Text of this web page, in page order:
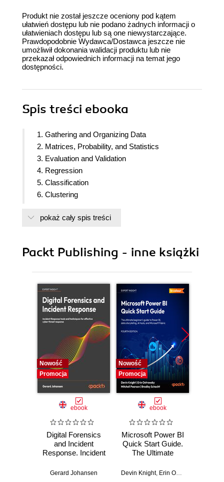
Produkt nie został jeszcze oceniony pod kątem
ułatwień dostępu lub nie podano żadnych informacji o
ułatwieniach dostępu lub są one niewystarczające.
Prawdopodobnie Wydawca/Dostawca jeszcze nie
umożliwił dokonania walidacji produktu lub nie
przekazał odpowiednich informacji na temat jego
dostępności.
Spis treści ebooka
1. Gathering and Organizing Data
2. Matrices, Probability, and Statistics
3. Evaluation and Validation
4. Regression
5. Classification
6. Clustering
8. Neural Networks and
ML
pokaż cały spis treści
Packt Publishing - inne książki
Nowość
Promocja
ebook
Digital Forensics
and Incident
Response. Incident
and techniques for
Gerard Johansen
Nowość
Promocja
ebook
Microsoft Power BI
Quick Start Guide.
The Ultimate
to Power BI, Data
Devin Knight, Erin Ostrowsky